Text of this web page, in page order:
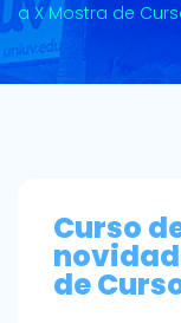
a X Mostra de
Curso
de